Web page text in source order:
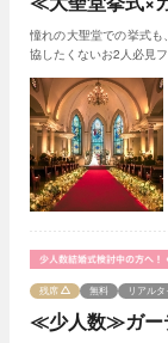
憧れの大聖堂での挙式
協したくないお2人必見
≪少人数≫ガー
残席 無料 リアル